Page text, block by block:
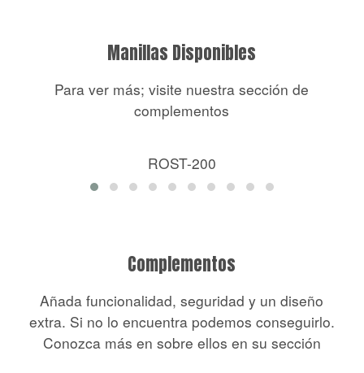
Manillas Disponibles
Para ver más; visite nuestra sección de
complementos
ROST-200
Complementos
Añada funcionalidad, seguridad y un diseño
extra. Si no lo encuentra podemos conseguirlo.
Conozca más en sobre ellos en su sección